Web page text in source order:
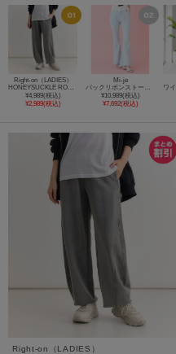
Right-on（LADIES）
¥4,989(税込)
¥2,989(税込)
Mi-je
¥10,989(税込)
¥7,692(税込)
Right-on（LADIES）